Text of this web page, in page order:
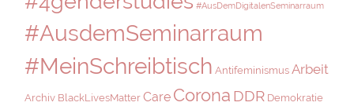
#AusDemDigitalenSeminarraum
#AusdemSeminarraum
#MeinSchreibtisch Antifeminismus Arbeit
Archiv BlackLivesMatter Care Corona DDR Demokratie